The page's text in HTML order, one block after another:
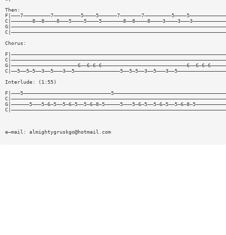
Then:
Chorus:
Interlude: (1:55)
e—mail: almightygruskgo@hotmail.com